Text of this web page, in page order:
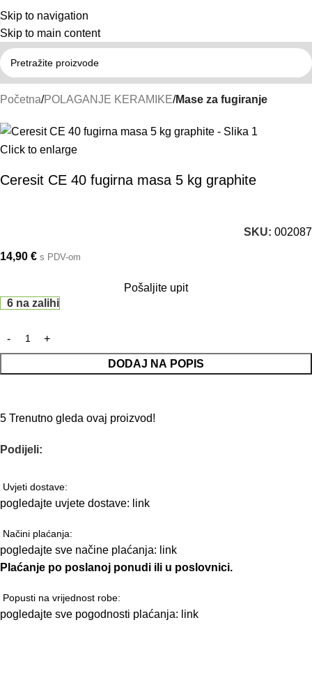
Skip to navigation
Skip to main content
Početna POLAGANJE KERAMIKE Mase za fugiranje
Click to enlarge
Ceresit CE 40 fugirna masa 5 kg graphite
SKU: 002087
14,90 € s PDV-om
Pošaljite upit
6 na zalihi
DODAJ NA POPIS
5 Trenutno gleda ovaj proizvod!
Podijeli:
Uvjeti dostave:
pogledajte uvjete dostave: link
Načini plaćanja:
pogledajte sve načine plaćanja: link
Plaćanje po poslanoj ponudi ili u poslovnici.
Popusti na vrijednost robe:
pogledajte sve pogodnosti plaćanja: link